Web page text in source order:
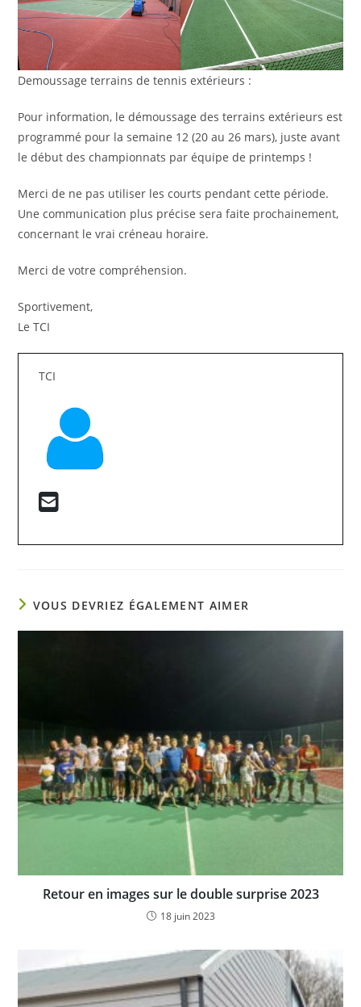
Demoussage terrains de tennis extérieurs :
Pour information, le démoussage des terrains extérieurs est
programmé pour la semaine 12 (20 au 26 mars), juste avant
le début des championnats par équipe de printemps !
Merci de ne pas utiliser les courts pendant cette période.
Une communication plus précise sera faite prochainement,
concernant le vrai créneau horaire.
Merci de votre compréhension.
Sportivement,
Le TCI
TCI
VOUS DEVRIEZ ÉGALEMENT AIMER
Retour en images sur le double surprise 2023
18 juin 2023